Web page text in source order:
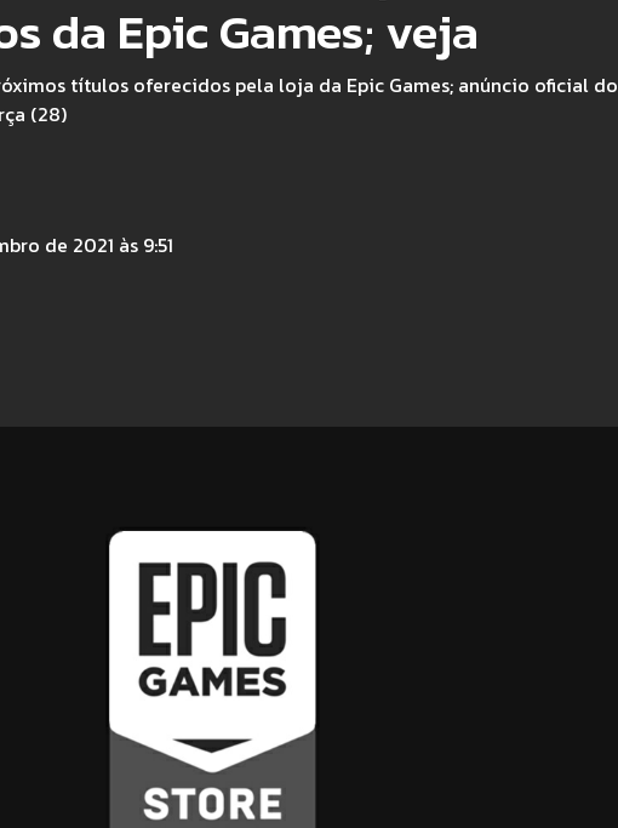
da Epic Games; veja
títulos oferecidos pela loja da Epic Games; anúncio oficial do
(28)
de 2021 às 9:51